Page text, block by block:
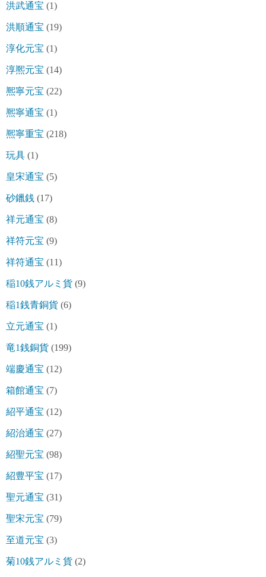
洪武通宝 (1)
洪順通宝 (19)
淳化元宝 (1)
淳熈元宝 (14)
熈寧元宝 (22)
熈寧通宝 (1)
熈寧重宝 (218)
玩具 (1)
皇宋通宝 (5)
砂鑞銭 (17)
祥元通宝 (8)
祥符元宝 (9)
祥符通宝 (11)
稲10銭アルミ貨 (9)
稲1銭青銅貨 (6)
立元通宝 (1)
竜1銭銅貨 (199)
端慶通宝 (12)
箱館通宝 (7)
紹平通宝 (12)
紹治通宝 (27)
紹聖元宝 (98)
紹豊平宝 (17)
聖元通宝 (31)
聖宋元宝 (79)
至道元宝 (3)
菊10銭アルミ貨 (2)